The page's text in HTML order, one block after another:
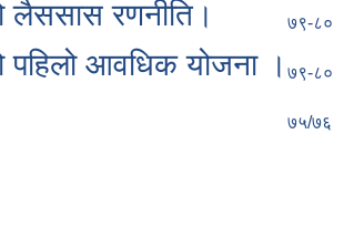
लैससास रणनीति। ७९-८०
पहिलो आवधिक योजना । ७९-८०
७५/७६